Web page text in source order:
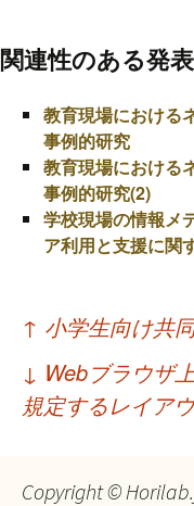
関連性のある発表
教育現場における
事例的研究
教育現場における
事例的研究(2)
学校現場の情報メ
ア利用と支援に関
投
ナ
↑ 小学生向け共
↓ Webブラウザ
規定するレイア
Copyright ©